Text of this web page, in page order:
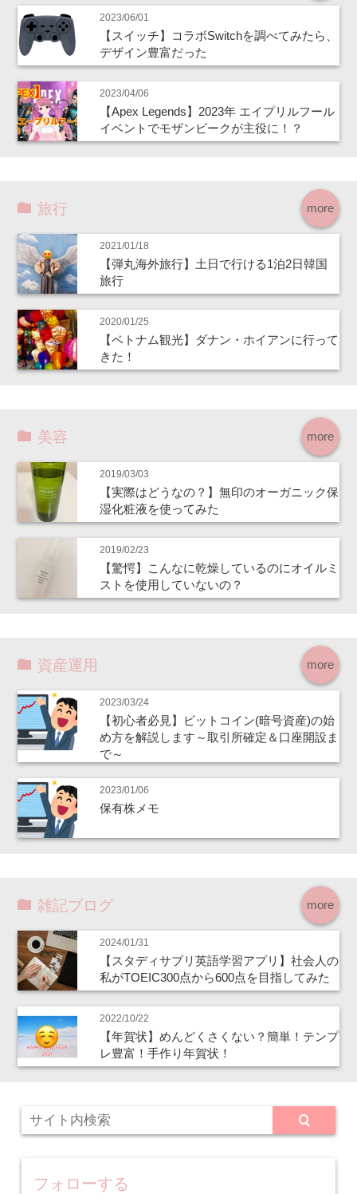
2023/06/01
【スイッチ】コラボSwitchを調べてみたら、
デザイン豊富だった
2023/04/06
【Apex Legends】2023年 エイプリルフール
イベントでモザンビークが主役に！？
more
旅行
2021/01/18
【弾丸海外旅行】土日で行ける1泊2日韓国
旅行
2020/01/25
【ベトナム観光】ダナン・ホイアンに行って
きた！
more
美容
2019/03/03
【実際はどうなの？】無印のオーガニック保
湿化粧液を使ってみた
2019/02/23
【驚愕】こんなに乾燥しているのにオイルミ
ストを使用していないの？
more
資産運用
2023/03/24
【初心者必見】ビットコイン(暗号資産)の始
め方を解説します～取引所確定＆口座開設ま
で～
2023/01/06
保有株メモ
more
雑記ブログ
2024/01/31
【スタディサプリ英語学習アプリ】社会人の
私がTOEIC300点から600点を目指してみた
2022/10/22
【年賀状】めんどくさくない？簡単！テンプ
レ豊富！手作り年賀状！
フォローする